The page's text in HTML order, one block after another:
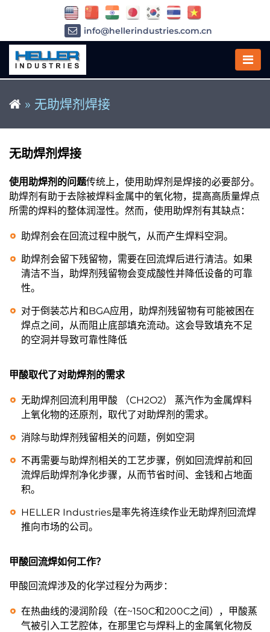
» 无助焊剂焊接
无助焊剂焊接
使用助焊剂的问题传统上，使用助焊剂是焊接的必要部分。
助焊剂有助于去除被焊料金属中的氧化物，提高高质量焊点
所需的焊料的整体润湿性。然而，使用助焊剂有其缺点：
助焊剂会在回流过程中脱气，从而产生焊料空洞。
助焊剂会留下残留物，需要在回流焊后进行清洁。如果
清洁不当，助焊剂残留物会变成酸性并降低设备的可靠
性。
对于倒装芯片和BGA应用，助焊剂残留物有可能被困在
焊点之间，从而阻止底部填充流动。这会导致填充不足
的空洞并导致可靠性降低
甲酸取代了对助焊剂的需求
无助焊剂回流利用甲酸 （CH2O2） 蒸汽作为金属焊料
上氧化物的还原剂，取代了对助焊剂的需求。
消除与助焊剂残留相关的问题，例如空洞
不再需要与助焊剂相关的工艺步骤，例如回流焊前和回
流焊后助焊剂净化步骤，从而节省时间、金钱和占地面
积。
HELLER Industries是率先将连续作业无助焊剂回流焊
推向市场的公司。
甲酸回流焊如何工作？
甲酸回流焊涉及的化学过程分为两步：
在热曲线的浸润阶段（在~150C和200C之间），甲酸蒸
气被引入工艺腔体，在那里它与焊料上的金属氧化物反
info@hellerindustries.com.cn